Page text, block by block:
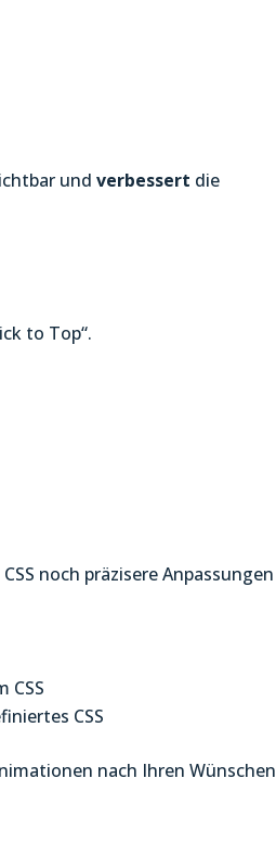
undverbessert die
to Top“.
noch präzisere Anpassungen
CSS
nach Ihren Wünschen